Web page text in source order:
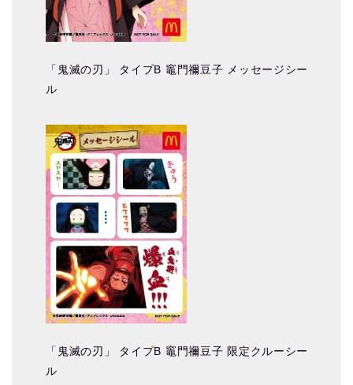
「鬼滅の刃」 タイプB 竈門禰豆子 メッセージシー
ル
「鬼滅の刃」 タイプB 竈門禰豆子 限定クルーシー
ル